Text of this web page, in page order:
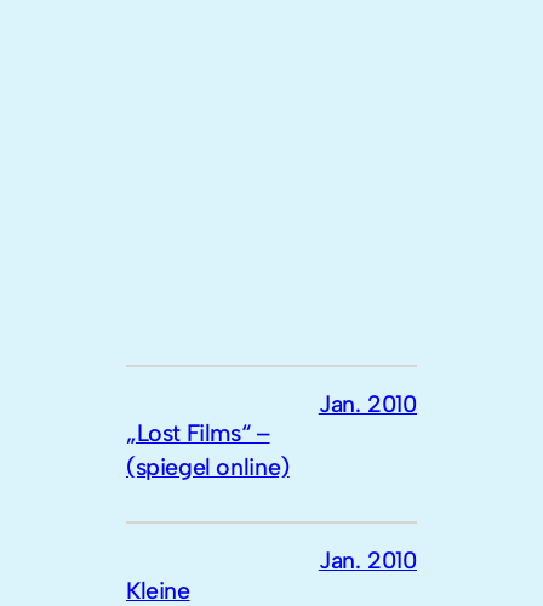
„Lost Films“ –
(spiegel online)
Jan. 2010
Kleine
Jan. 2010